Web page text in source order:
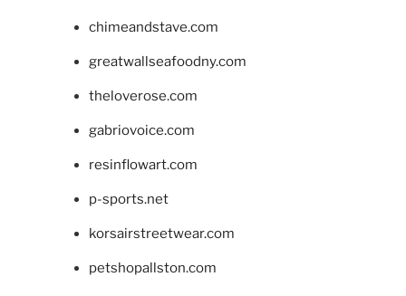
chimeandstave.com
greatwallseafoodny.com
theloverose.com
gabriovoice.com
resinflowart.com
p-sports.net
korsairstreetwear.com
petshopallston.com